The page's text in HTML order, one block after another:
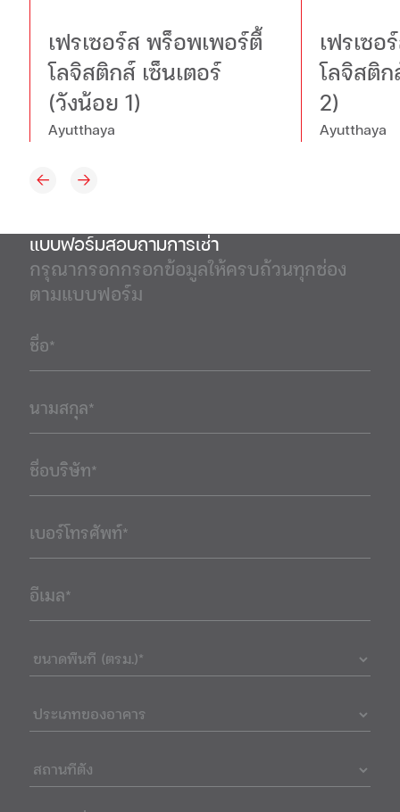
เฟรเซอร์ส พร็อพเพอร์ตี้
โลจิสติกส์ เซ็นเตอร์
(วังน้อย 1)
Ayutthaya
เฟรเซอ
โลจิสติ
2)
Ayutthaya
แบบฟอร์มสอบถามการเช่า
กรุณากรอกกรอกข้อมูลให้ครบถ้วนทุกช่อง
ตามแบบฟอร์ม
ชื่อ*
นามสกุล*
ชื่อบริษัท*
เบอร์โทรศัพท์*
อีเมล*